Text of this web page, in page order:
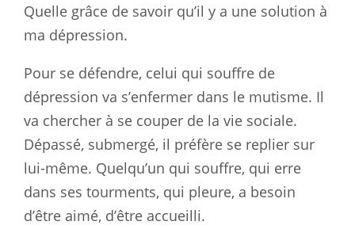
Quelle grâce de savoir qu’il y a une solution à
ma dépression.
Pour se défendre, celui qui souffre de
dépression va s’enfermer dans le mutisme. Il
va chercher à se couper de la vie sociale.
Dépassé, submergé, il préfère se replier sur
lui-même. Quelqu’un qui souffre, qui erre
dans ses tourments, qui pleure, a besoin
d’être aimé, d’être accueilli.